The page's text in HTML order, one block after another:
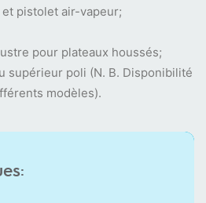
pistolet air-vapeur;
pour plateaux houssés;
supérieur poli (N. B. Disponibilité
modèles).